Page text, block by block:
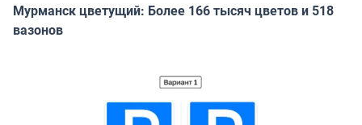
Мурманск цветущий: Более 166 тысяч цветов и 518
вазонов